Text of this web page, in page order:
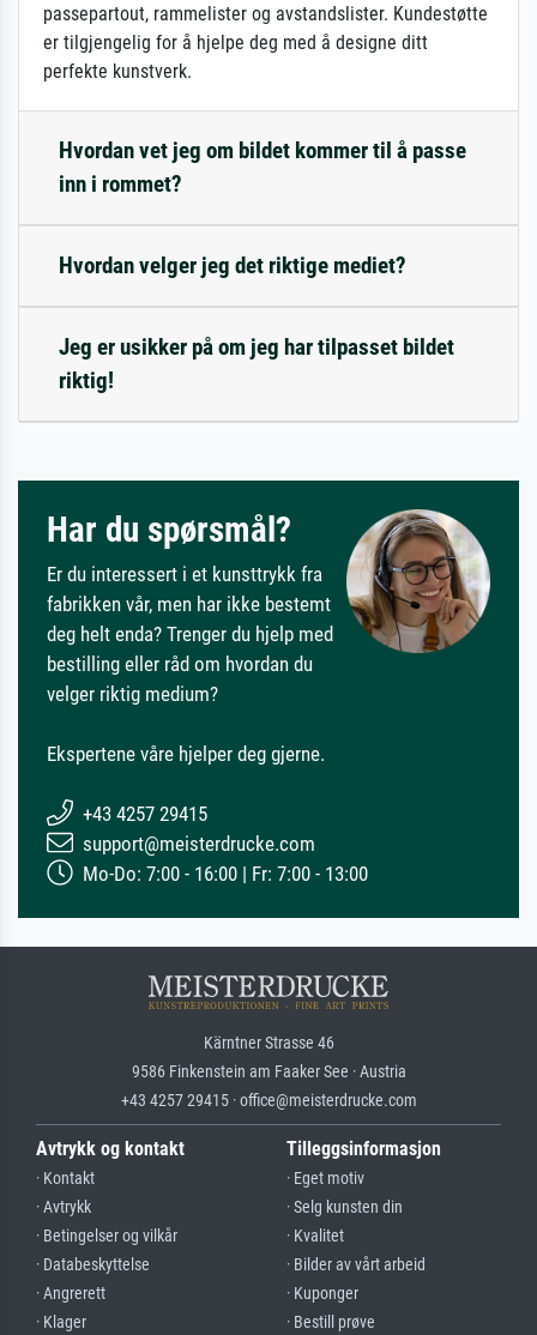
passepartout, rammelister og avstandslister. Kundestøtte
er tilgjengelig for å hjelpe deg med å designe ditt
perfekte kunstverk.
Hvordan vet jeg om bildet kommer til å passe
inn i rommet?
Hvordan velger jeg det riktige mediet?
Jeg er usikker på om jeg har tilpasset bildet
riktig!
Har du spørsmål?
Er du interessert i et kunsttrykk fra
fabrikken vår, men har ikke bestemt
deg helt enda? Trenger du hjelp med
bestilling eller råd om hvordan du
velger riktig medium?
Ekspertene våre hjelper deg gjerne.
+43 4257 29415
support@meisterdrucke.com
Mo-Do: 7:00 - 16:00 | Fr: 7:00 - 13:00
Kärntner Strasse 46
9586 Finkenstein am Faaker See · Austria
+43 4257 29415 · office@meisterdrucke.com
Avtrykk og kontakt
· Kontakt
· Avtrykk
· Betingelser og vilkår
· Databeskyttelse
· Angrerett
· Klager
Tilleggsinformasjon
· Eget motiv
· Selg kunsten din
· Kvalitet
· Bilder av vårt arbeid
· Kuponger
· Bestill prøve